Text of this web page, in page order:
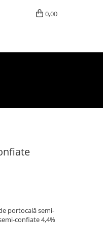
0,00
portocală semi-
confiate 4,4%